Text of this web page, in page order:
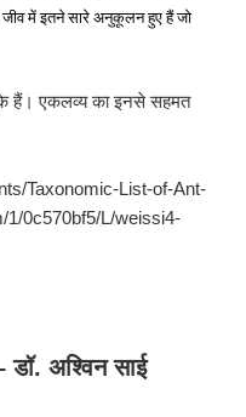
में इतने सारे अनुकूलन हुए हैं जो
हैं। एकलव्य का इनसे सहमत
Taxonomic-List-of-Ant-
0c570bf5/L/weissi4-
डॉ. अश्विन साई